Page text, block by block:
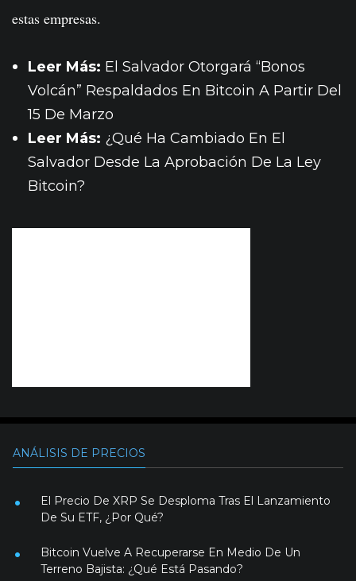
estas empresas.
Leer Más: El Salvador Otorgará “Bonos
Volcán” Respaldados En Bitcoin A Partir Del
15 De Marzo
Leer Más: ¿Qué Ha Cambiado En El
Salvador Desde La Aprobación De La Ley
Bitcoin?
ANÁLISIS DE PRECIOS
El Precio De XRP Se Desploma Tras El Lanzamiento
De Su ETF, ¿Por Qué?
Bitcoin Vuelve A Recuperarse En Medio De Un
Terreno Bajista: ¿Qué Está Pasando?